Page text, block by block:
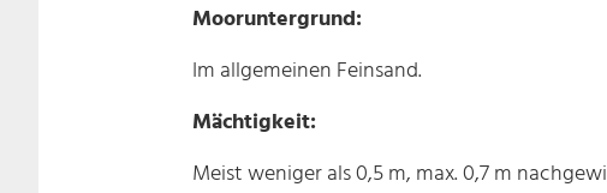
Mooruntergrund:
Im allgemeinen Feinsand.
Mächtigkeit:
Meist weniger als 0,5 m, max. 0,7 m